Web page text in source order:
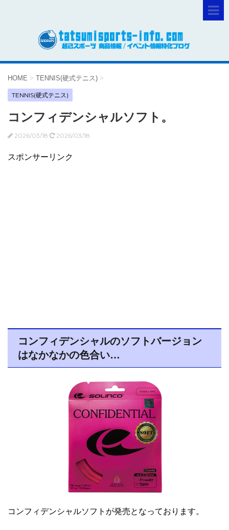
HOME > TENNIS(硬式テニス) >
TENNIS(硬式テニス)
コンフィデンシャルソフト。
2026/03/18 2026/03/18
スポンサーリンク
コンフィデンシャルのソフトバージョン
はなかなかの色合い…
コンフィデンシャルソフトが発売となっております。